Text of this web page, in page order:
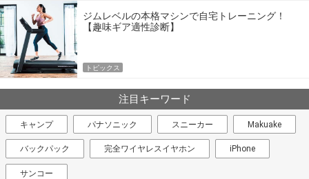
ジムレベルの本格マシンで自宅トレーニング！
【趣味ギア適性診断】
トピックス
注目キーワード
キャンプ パナソニック スニーカー Makuake
バックパック 完全ワイヤレスイヤホン iPhone
サンコー